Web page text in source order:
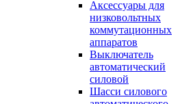
Аксессуары для
низковольтных
коммутационных
аппаратов
Выключатель
автоматический
силовой
Шасси силового